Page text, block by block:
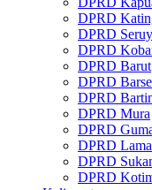
DPRD
DPRD
DPRD
DPRD Barut
DPRD
DPRD
DPRD Mura
DPRD
DPRD
DPRD
DPRD